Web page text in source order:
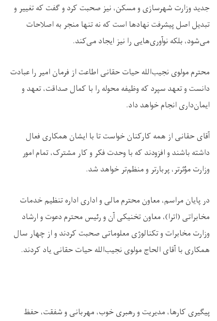
جدید وزارت شهرسازی و مسکن، نیز صحبت کرد و گفت که تغییر و
تبدیل اصل پیشرفت نهادها است که نه تنها منجر به اصلاحات
می‌شود، بلکه نوآوری‌هایی را نیز ایجاد می‌کند.
محترم مولوی نجیب‌الله حیات حقانی اطاعت از فرمان امیر را عبادت
دانست و تعهد سپرد که وظیفه محوله را با کمال صداقت، تعهد و
ایمان‌داری انجام خواهد داد.
آقای حقانی از همه کارکنان خواست تا با ایشان همکاری فعال
داشته باشند و افزودند که با وحدت فکر و کار مشترک، تمام امور
وزارت مؤثرتر، پربارتر و منظم‌تر خواهد شد.
در پایان مراسم، معاون محترم مالی و اداری اداره تنظیم خدمات
مخابراتی (اترا)، معاون تخنیکی آن و رئیس محترم دعوت و ارشاد
وزارت مخابرات و تکنالوژی معلوماتی صحبت کردند و از چهار سال
همکاری با آقای الحاج مولوی نجیب‌الله حیات حقانی یاد کردند.
پیگیری کارها، مدیریت و رهبری خوب، مهربانی و شفقت، حفظ